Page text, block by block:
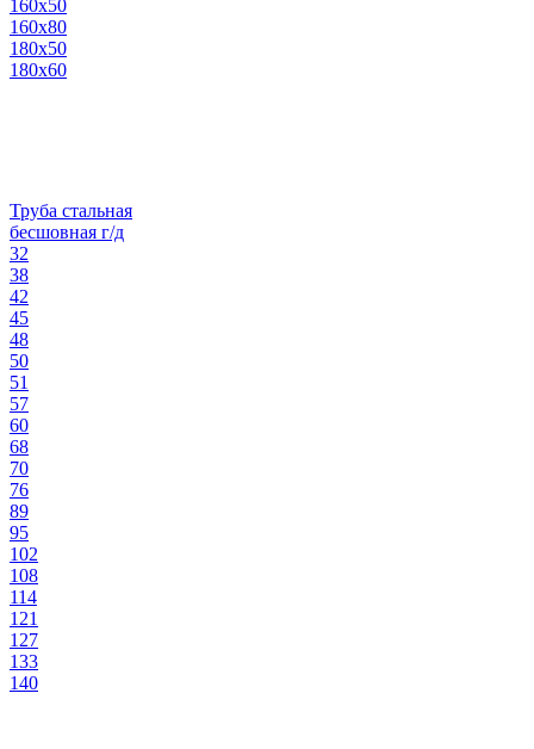
160х50
160х80
180х50
180х60
Труба стальная
бесшовная г/д
32
38
42
45
48
50
51
57
60
68
70
76
89
95
102
108
114
121
127
133
140